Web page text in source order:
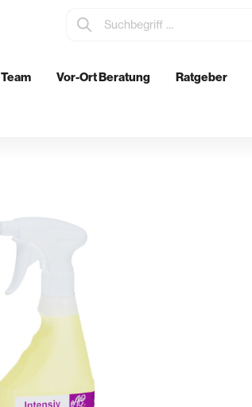
Team Vor-Ort Beratung Ratgeber
Aufbringen & Glätten
Glättekellen & Schwertglätter
Putzkellen & Spachtel
Profil- & Eckenkellen
Stachelroller & Stachelschlappen
Schneiden & Sägen